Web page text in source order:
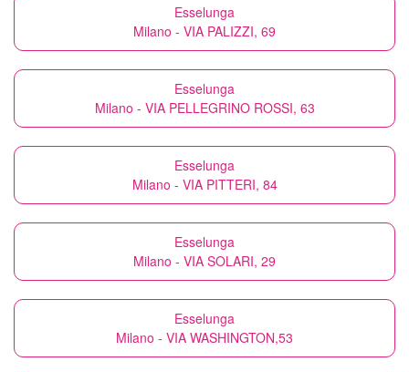
Esselunga
Milano - VIA PALIZZI, 69
Esselunga
Milano - VIA PELLEGRINO ROSSI, 63
Esselunga
Milano - VIA PITTERI, 84
Esselunga
Milano - VIA SOLARI, 29
Esselunga
Milano - VIA WASHINGTON,53